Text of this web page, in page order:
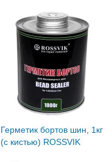
Герметик бортов шин, 1кг
(с кистью) ROSSVIK